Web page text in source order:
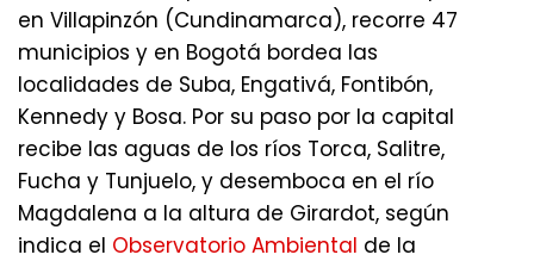
en Villapinzón (Cundinamarca), recorre 47
municipios y en Bogotá bordea las
localidades de Suba, Engativá, Fontibón,
Kennedy y Bosa. Por su paso por la capital
recibe las aguas de los ríos Torca, Salitre,
Fucha y Tunjuelo, y desemboca en el río
Magdalena a la altura de Girardot, según
indica el Observatorio Ambiental de la